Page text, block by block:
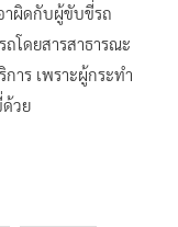
าผิดกับผู้ขับขี่รถ
โดยสารสาธารณะ
าร เพราะผู้กระทำ
วย